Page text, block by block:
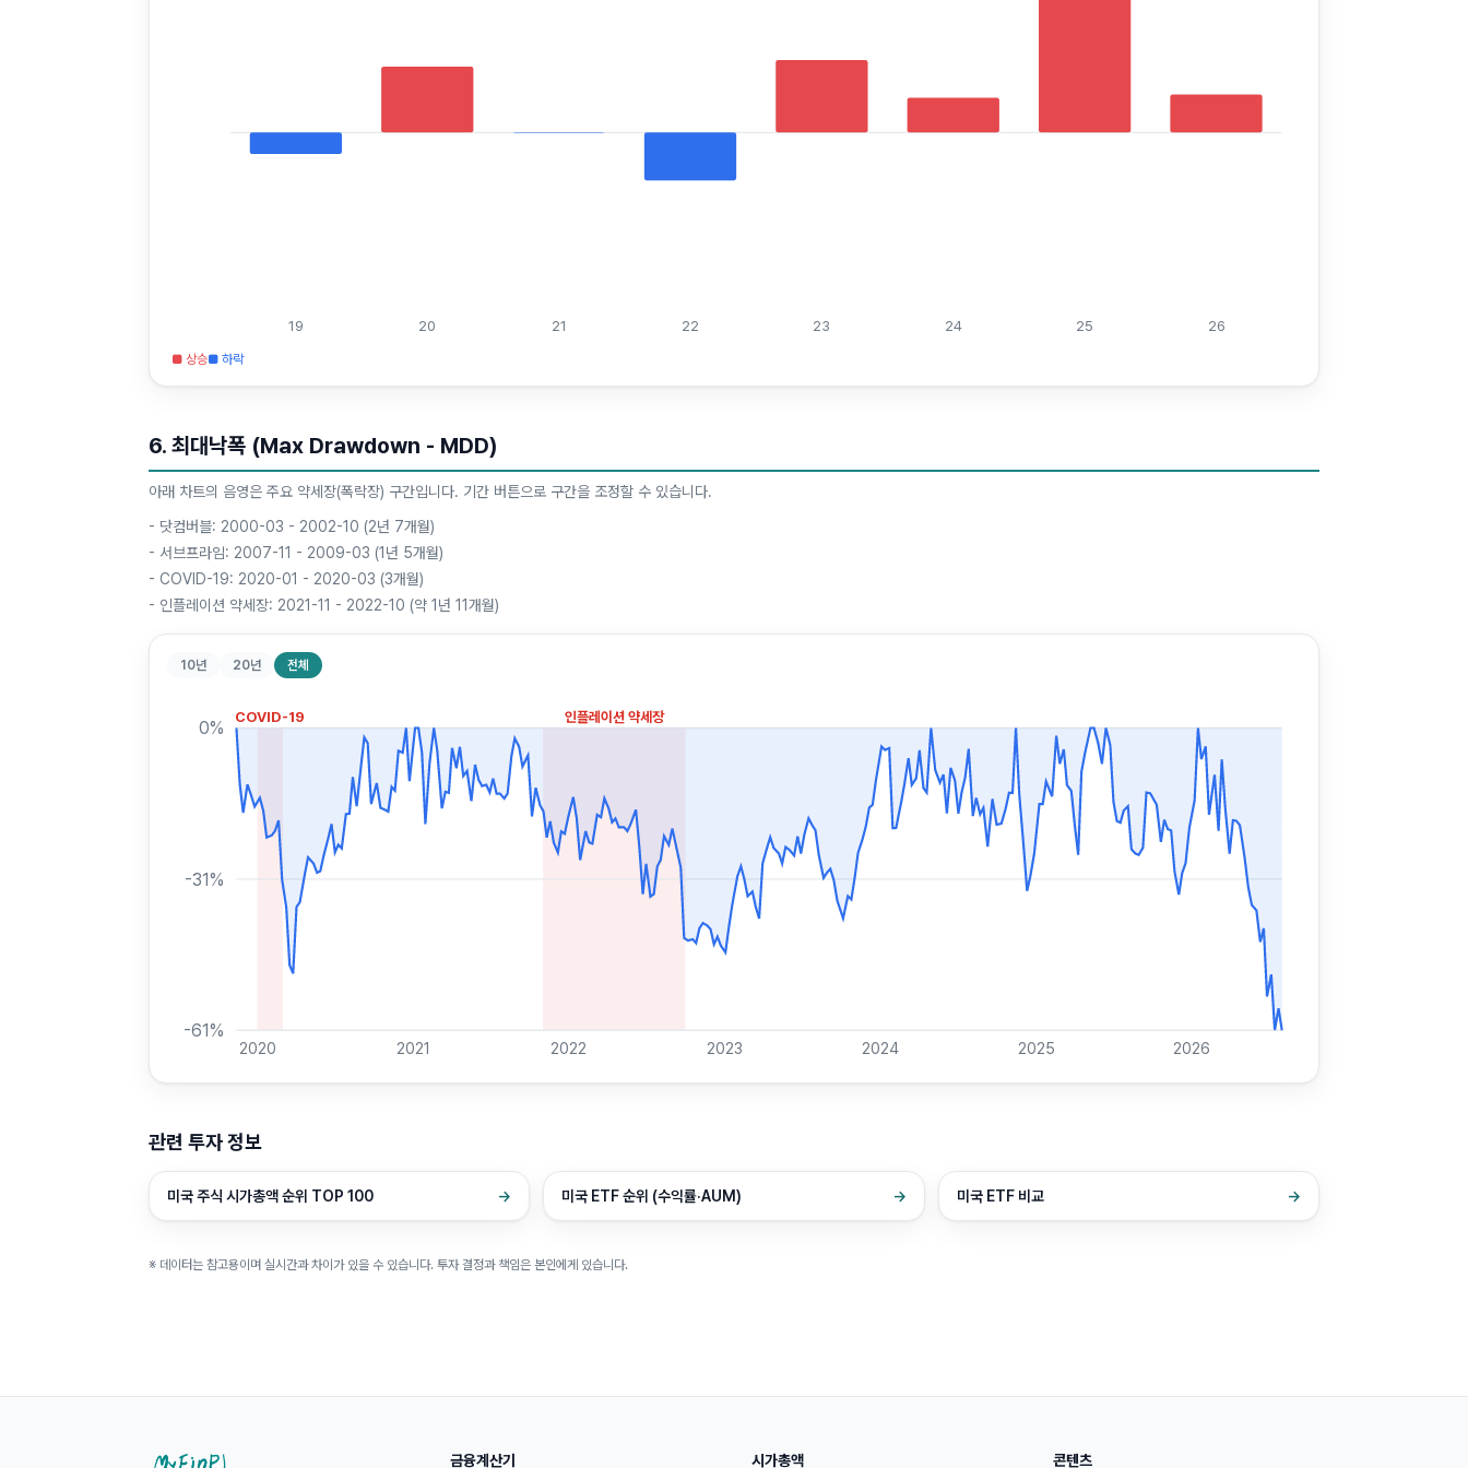
19 20 21 22 23 24 25 26
■ 상승■ 하락
6. 최대낙폭 (Max Drawdown - MDD)
아래 차트의 음영은 주요 약세장(폭락장) 구간입니다. 기간 버튼으로 구간을 조정할 수 있습니다.
- 닷컴버블: 2000-03 - 2002-10 (2년 7개월)
- 서브프라임: 2007-11 - 2009-03 (1년 5개월)
- COVID-19: 2020-01 - 2020-03 (3개월)
- 인플레이션 약세장: 2021-11 - 2022-10 (약 1년 11개월)
10년 20년 전체
COVID-19 인플레이션 약세장
0%
-31%
-61%
2020 2021 2022 2023 2024 2025 2026
관련 투자 정보
미국 주식 시가총액 순위 TOP 100 → 미국 ETF 순위 (수익률·AUM) → 미국 ETF 비교 →
※ 데이터는 참고용이며 실시간과 차이가 있을 수 있습니다. 투자 결정과 책임은 본인에게 있습니다.
금융계산기 시가총액 콘텐츠